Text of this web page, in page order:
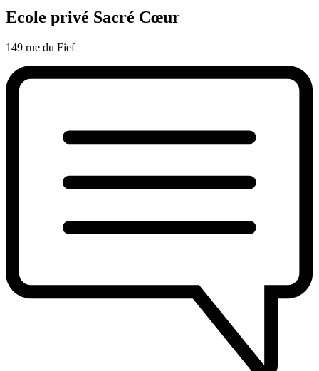
Ecole privé Sacré Cœur
149 rue du Fief